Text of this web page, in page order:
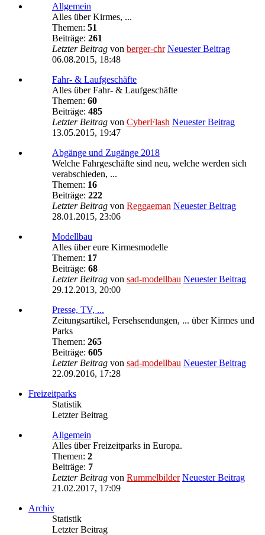
Allgemein
Alles über Kirmes, ...
Themen: 51
Beiträge: 261
Letzter Beitrag von berger-chr Neuester Beitrag
06.08.2015, 18:48
Fahr- & Laufgeschäfte
Alles über Fahr- & Laufgeschäfte
Themen: 60
Beiträge: 485
Letzter Beitrag von CyberFlash Neuester Beitrag
13.05.2015, 19:47
Abgänge und Zugänge 2018
Welche Fahrgeschäfte sind neu, welche werden sich
verabschieden, ...
Themen: 16
Beiträge: 222
Letzter Beitrag von Reggaeman Neuester Beitrag
28.01.2015, 23:06
Modellbau
Alles über eure Kirmesmodelle
Themen: 17
Beiträge: 68
Letzter Beitrag von sad-modellbau Neuester Beitrag
29.12.2013, 20:00
Presse, TV, ...
Zeitungsartikel, Fersehsendungen, ... über Kirmes und
Parks
Themen: 265
Beiträge: 605
Letzter Beitrag von sad-modellbau Neuester Beitrag
22.09.2016, 17:28
Freizeitparks
Statistik
Letzter Beitrag
Allgemein
Alles über Freizeitparks in Europa.
Themen: 2
Beiträge: 7
Letzter Beitrag von Rummelbilder Neuester Beitrag
21.02.2017, 17:09
Archiv
Statistik
Letzter Beitrag